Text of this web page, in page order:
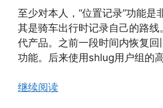
至少对本人，“位置记录”功能是
其是骑车出行时记录自己的路
代产品。之前一段时间内恢复
功能。后来使用shlug用户组
继续阅读